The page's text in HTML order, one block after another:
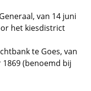
van 14 juni
het kiesdistrict
te Goes, van
(benoemd bij